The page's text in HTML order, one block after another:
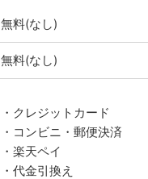
無料(なし)
無料(なし)
・クレジットカード
・コンビニ・郵便決済
・楽天ペイ
・代金引換え